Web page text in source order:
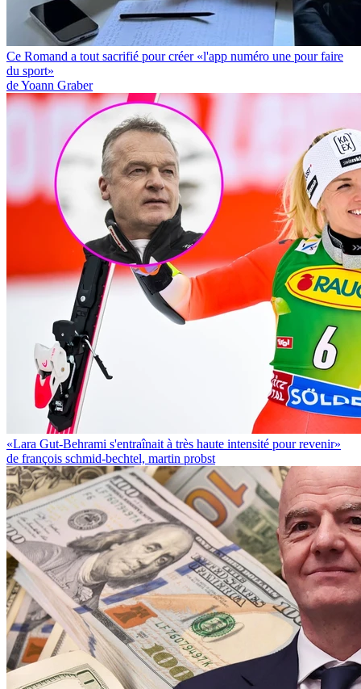
Ce Romand a tout sacrifié pour créer «l'app numéro une pour faire
du sport»
de Yoann Graber
«Lara Gut-Behrami s'entraînait à très haute intensité pour revenir»
de françois schmid-bechtel, martin probst